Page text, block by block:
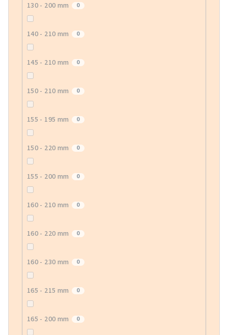
130 - 200 mm 0
140 - 210 mm 0
145 - 210 mm 0
150 - 210 mm 0
155 - 195 mm 0
150 - 220 mm 0
155 - 200 mm 0
160 - 210 mm 0
160 - 220 mm 0
160 - 230 mm 0
165 - 215 mm 0
165 - 200 mm 0